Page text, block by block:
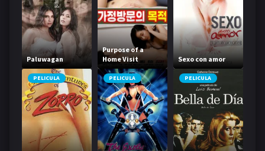
Paluwagan
Purpose of a
Home Visit
Sexo con amor
PELICULA PELICULA PELICULA